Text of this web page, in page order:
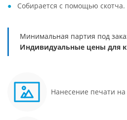
Собирается с помощью скотча.
Минимальная партия под
Индивидуальные цены для
Нанесение печати на